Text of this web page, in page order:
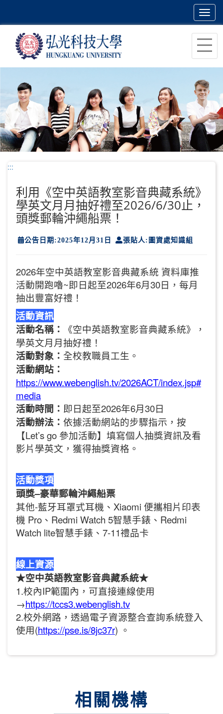
主
容
區
塊
:::
利用《空中英語教室影音典藏系統》
學英文月月抽好禮至2026/6/30止，
頭獎郵輪沖繩船票！
公告日期:2025年12月31日 張貼人:圖資處知識組
2026年空中英語教室影音典藏系統 資料庫推
活動開跑嚕~即日起至2026年6月30日，每月
抽出豐富好禮！
活動資訊
活動名稱：
《空中英語教室影音典藏系統》，
學英文月月抽好禮！
活動對象： 全校教職員工生。
活動網站：
https://www.webenglish.tv/2026ACT/index.jsp#
media
活動時間： 即日起至2026年6月30日
活動辦法： 依據活動網站的步驟指示，按
【Let’s go 參加活動】填寫個人抽獎資訊及看
影片學英文，獲得抽獎資格。
活動獎項
頭獎–豪華郵輪沖繩船票
其他-藍牙耳罩式耳機、Xiaomi 便攜相片印表
機 Pro、Redmi Watch 5智慧手錶、Redmi
Watch lite智慧手錶、7-11禮品卡
線上資源
★空中英語教室影音典藏系統★
1.校內IP範圍內，可直接連線使用
→https://tccs3.webenglish.tv
2.校外網路，透過電子資源整合查詢系統登入
使用(https://pse.is/8jc37r) 。
相關機構